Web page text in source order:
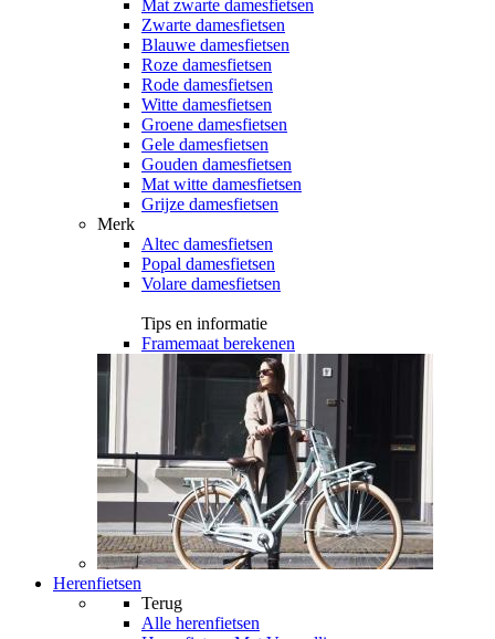
Mat zwarte damesfietsen
Zwarte damesfietsen
Blauwe damesfietsen
Roze damesfietsen
Rode damesfietsen
Witte damesfietsen
Groene damesfietsen
Gele damesfietsen
Gouden damesfietsen
Mat witte damesfietsen
Grijze damesfietsen
Merk
Altec damesfietsen
Popal damesfietsen
Volare damesfietsen
Tips en informatie
Framemaat berekenen
Herenfietsen
Terug
Alle herenfietsen